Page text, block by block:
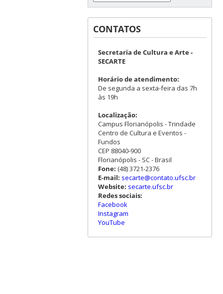
CONTATOS
Secretaria de Cultura e Arte -
SECARTE
Horário de atendimento:
De segunda a sexta-feira das 7h
às 19h
Localização:
Campus Florianópolis - Trindade
Centro de Cultura e Eventos -
Fundos
CEP 88040-900
Florianópolis - SC - Brasil
Fone: (48) 3721-2376
E-mail: secarte@contato.ufsc.br
Website: secarte.ufsc.br
Redes sociais:
Facebook
Instagram
YouTube